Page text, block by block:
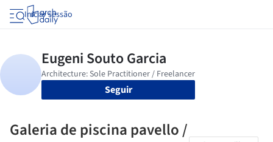
Iniciar sessão
Seguir
Galeria de piscina pavello /